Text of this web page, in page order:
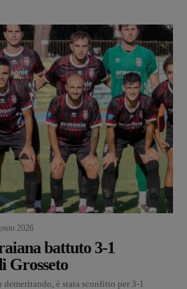
2026
battuto 3-1
Grosseto
è stata sconfitto per 3-1